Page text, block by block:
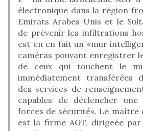
électronique dans la région
Emirats Arabes Unis et le
de prévenir les infiltrations
est en en fait un «mur
caméras pouvant enregistrer
de ceux qui touchent le
immédiatement transférées
des services de
capables de déclencher
forces de sécurité». Le maître
est la firme AGT, dirigeée